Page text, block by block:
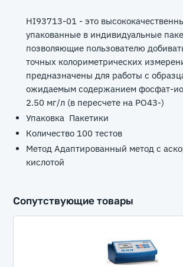
HI93713-01 - это
упакованные в индивидуальные
позволяющие пользователю
точных колориметрических
предназначены для работы с
ожидаемым содержанием фосфат-
2.50 мг/л (в пересчете на PO43-)
Упаковка Пакетики
Количество 100 тестов
Метод Адаптированный метод с
кислотой
Сопутствующие товары